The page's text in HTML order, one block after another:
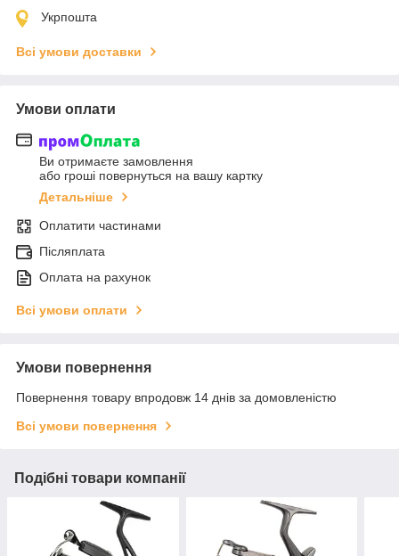
Укрпошта
Всі умови доставки
Умови оплати
Ви отримаєте замовлення
або гроші повернуться на вашу картку
Детальніше
Оплатити частинами
Післяплата
Оплата на рахунок
Всі умови оплати
Умови повернення
Повернення товару впродовж 14 днів за домовленістю
Всі умови повернення
Подібні товари компанії